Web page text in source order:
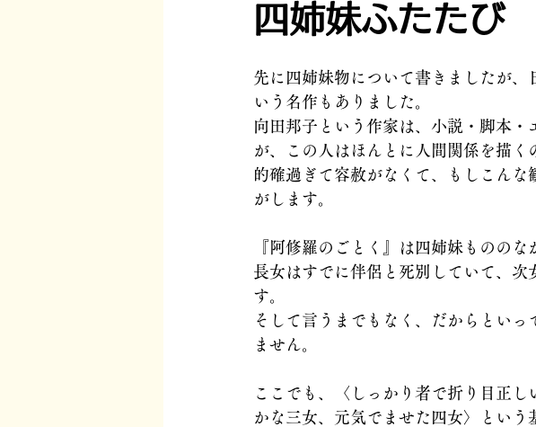
四姉妹ふたたび
先に四姉妹物について書きましたが、
いう名作もありました。
向田邦子という作家は、小説・脚本
が、この人はほんとに人間関係を描く
的確過ぎて容赦がなくて、もしこん
がします。
『阿修羅のごとく』は四姉妹ものの
長女はすでに伴侶と死別していて、次
す。
そして言うまでもなく、だからとい
ません。
ここでも、〈しっかり者で折り目正
かな三女、元気でませた四女〉とい